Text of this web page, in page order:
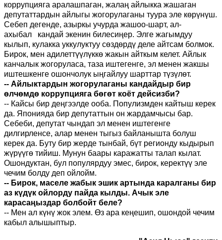
коррупцияга аралашпаган, жалаң айлыкка жашаган
депутаттардын айлыгы жогорулаганы туура эле көрүнүш.
Себеп дегенде, азыркы учурда жашоо-шарт, ал-
ахыбал кандай экенин билесиңер. Элге жагымдуу
кылып, кулакка уккулуктуу сөздөрдү деле айтсам болмок.
Бирок, мен адилеттүүлүккө жакын айткым келет. Айлык
канчалык жогоруласа, таза иштегенге, эл менен жакшы
иштешкенге ошончолук ыңгайлуу шарттар түзүлөт.
-- Айлыктардын жогорулаганы кандайдыр бир
өлчөмдө коррупцияга бөгөт коёт дейсизби?
-- Кайсы бир деңгээлде ооба. Популизмден кайтыш керек
да. Японияда бир депутаттын он жардамчысы бар.
Себеби, депутат чындап эл менен иштегенге
дилгирленсе, алар менен тыгыз байланышта болуш
керек да. Буту бир жерде тынбай, бүт регионду кыдырып
жүрүүгө тийиш. Мунун баары каражатты талап кылат.
Ошондуктан, бул популярдуу эмес, бирок, керектүү эле
чечим болду деп ойлойм.
-- Бирок, маселе жабык эшик артында каралганы бир
аз күдүк ойлорду пайда кылды. Ачык эле
карасаңыздар болбойт беле?
-- Мен ал күнү жок элем. Өз ара кеңешип, ошондой чечим
кабыл алышыптыр.